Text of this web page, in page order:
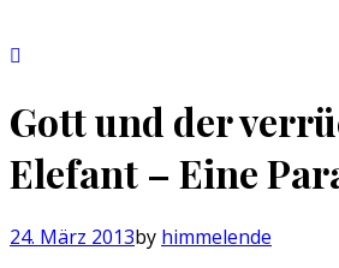
Gott und der
Elefant – Eine
24. März 2013by himmelende